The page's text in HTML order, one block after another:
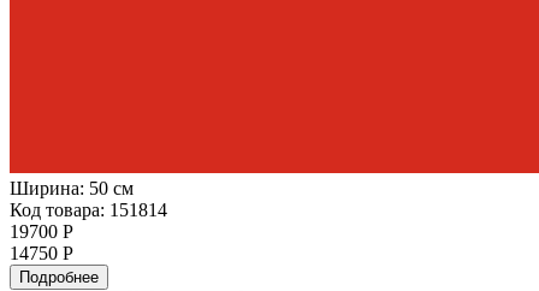
Ширина: 50 см
Код товара: 151814
19700 Р
14750 Р
Подробнее